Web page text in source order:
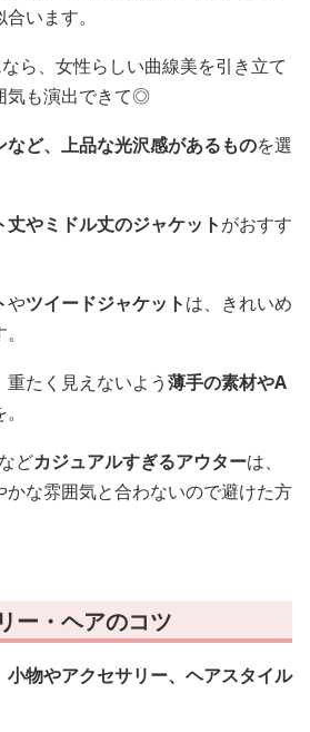
います。
なら、女性らしい曲線美を引き立て
気も演出できて◎
など、上品な光沢感があるものを選
丈やミドル丈のジャケットがおすす
やツイードジャケットは、きれいめ
たく見えないよう薄手の素材やA
どカジュアルすぎるアウターは、
かな雰囲気と合わないので避けた方
ー・ヘアのコツ
小物やアクセサリー、ヘアスタイル